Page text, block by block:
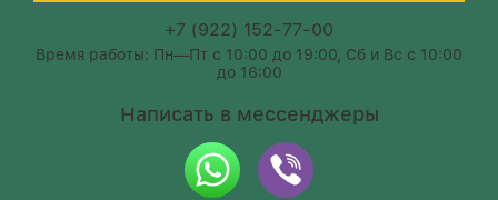
+7 (922) 152-77-00
Время работы: Пн—Пт с 10:00 до 19:00, Сб и Вс с 10:00
до 16:00
Написать в мессенджеры